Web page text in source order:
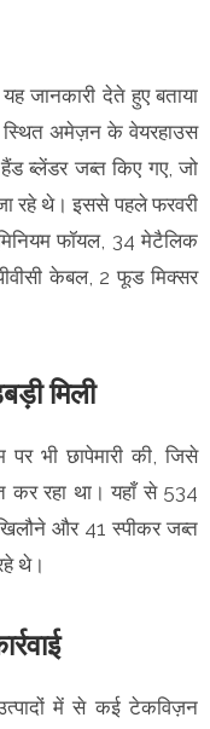
जानकारी देते हुए बताया
अमेज़न के वेयरहाउस
ब्लेंडर जब्त किए गए, जो
रहे थे। इससे पहले फरवरी
फॉयल, 34 मेटैलिक
केबल, 2 फूड मिक्सर
मिली
भी छापेमारी की, जिसे
कर रहा था। यहाँ से 534
और 41 स्पीकर जब्त
थे।
में से कई टेकविज़न